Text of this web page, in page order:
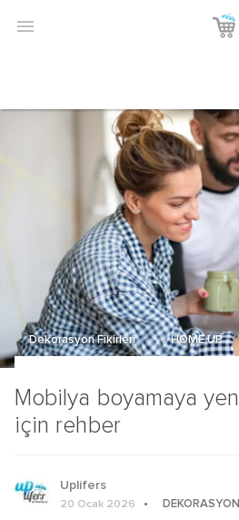

Mobilya boyamaya
için rehber
Dekorasyon Fikirleri HOME UP
Uplifers
20 Ocak 2026 DEKORASYON